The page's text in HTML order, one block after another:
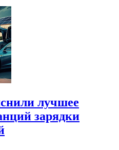
лучшее
зарядки